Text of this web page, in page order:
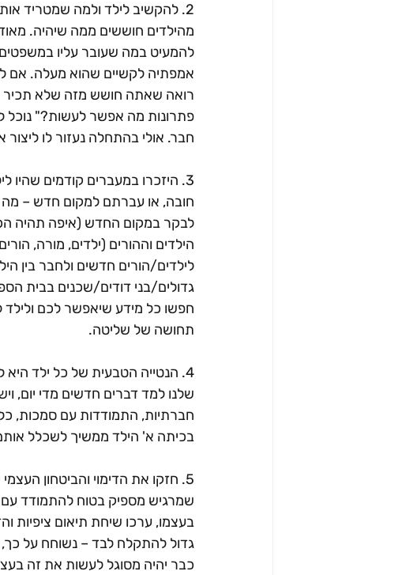
2. להקשיב לילד ולמה שמטריד
מהילדים חוששים ממה שיהיה.
להמעיט במה שעובר עליו
אמפתיה לקשיים שהוא מעלה. אם
רואה שאתה חושש מזה שלא תכיר
פתרונות מה אפשר לעשות?" נוכל
חבר. אולי בהתחלה נעזור לו
3. היזכרו במעברים קודמים שהיו
חובה, או עברתם למקום חדש –
לבקר במקום החדש (איפה תהיה
הילדים וההורים (ילדים, מורה,
לילדים/הורים חדשים ולחבר בין
גדולים/בני דודים/שכנים בבית
חפשו כל מידע שיאפשר לכם ולילד
תחושה של שליטה.
שלנו למד דברים חדשים מדי יום,
חברתיות, התמודדות עם סמכות,
בכיתה א' הילד ממשיך לשכלל
5. חזקו את הדימוי והביטחון
שמרגיש מספיק בטוח להתמודד עם
בעצמו, ערכו שיחת תיאום ציפיות
גדול להתקלח לבד – נשוחח על כך,
כבר יהיה מסוגל לעשות את זה